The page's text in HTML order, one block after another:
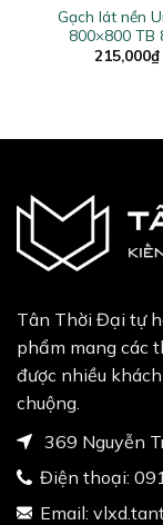
Gạch lát nền
800×800 TB
215,000₫
Tân Thời Đại tự
phẩm mang các
được nhiều
chuộng.
369 Nguyễn
Điện thoại:
Email: